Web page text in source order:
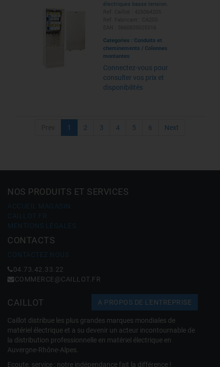
électriques basse tension.
Categories : Conduits et
cheminements / Colonnes
montantes
Connectez-vous pour
consulter vos prix et
disponibilités
1 2 3 4 5 6 Next
NOS PRODUITS ET SERVICES
ACCUEIL MAGASIN
CAILLOT.FR
MENTIONS LÉGALES
CONTACTS
CONTACTEZ NOUS
04.73.42.33.22
COMMERCE@CAILLOT.FR
CAILLOT A PROPOS DE L'ENTREPRISE
Caillot distribue les plus grandes marques mondiales de
matériel électrique et a su devenir un acteur incontournable de
la distribution professionnelle en matériel électrique en
Auvergne-Rhône-Alpes.
Ecoute, service : notre indépendance fait la différence !